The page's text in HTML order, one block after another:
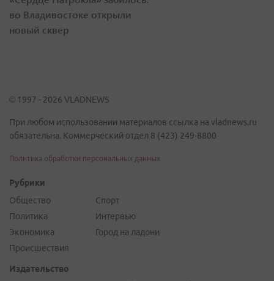
во Владивостоке открыли
новый сквер
© 1997 - 2026 VLADNEWS
При любом использовании материалов ссылка на vladnews.ru
обязательна. Коммерческий отдел 8 (423) 249-8800
Политика обработки персональных данных
Рубрики
Общество
Политика
Экономика
Происшествия
Спорт
Интервью
Город на ладони
Издательство